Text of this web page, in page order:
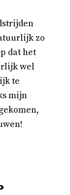
zo
dat het
wel
te
mijn